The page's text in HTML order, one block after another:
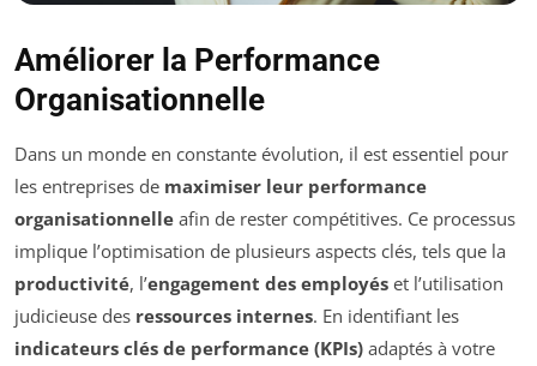
Améliorer la Performance
Organisationnelle
Dans un monde en constante évolution, il est essentiel pour
les entreprises de maximiser leur performance
organisationnelle afin de rester compétitives. Ce processus
implique l’optimisation de plusieurs aspects clés, tels que la
productivité, l’engagement des employés et l’utilisation
judicieuse des ressources internes. En identifiant les
indicateurs clés de performance (KPIs) adaptés à votre